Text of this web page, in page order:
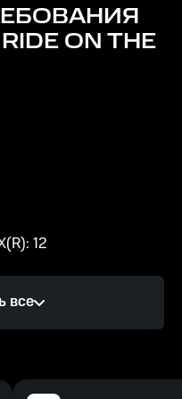
ON THE
12
все